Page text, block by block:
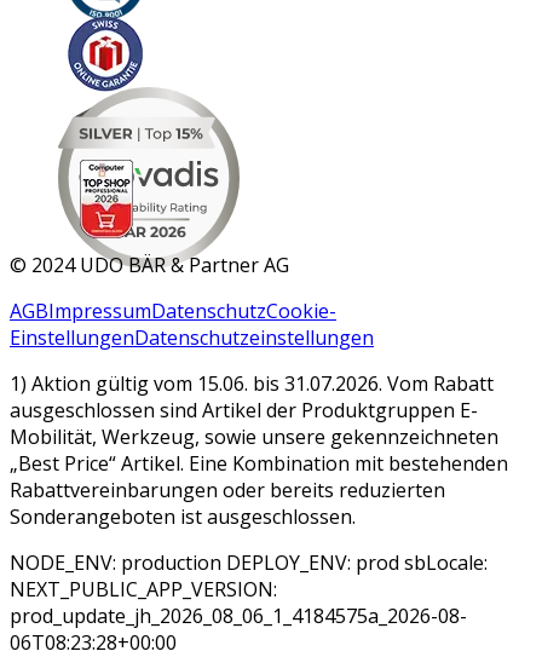
MAR 2026
© 2024 UDO BÄR & Partner AG
AGBImpressumDatenschutzCookie-
EinstellungenDatenschutzeinstellungen
1) Aktion gültig vom 15.06. bis 31.07.2026. Vom Rabatt
ausgeschlossen sind Artikel der Produktgruppen E-
Mobilität, Werkzeug, sowie unsere gekennzeichneten
„Best Price“ Artikel. Eine Kombination mit bestehenden
Rabattvereinbarungen oder bereits reduzierten
Sonderangeboten ist ausgeschlossen.
NODE_ENV: production DEPLOY_ENV: prod sbLocale:
NEXT_PUBLIC_APP_VERSION:
prod_update_jh_2026_08_06_1_4184575a_2026-08-
06T08:23:28+00:00